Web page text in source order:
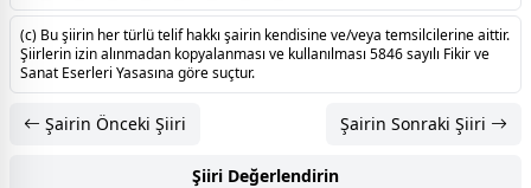
(c) Bu şiirin her türlü telif hakkı şairin kendisine ve/veya temsilcilerine aittir.
Şiirlerin izin alınmadan kopyalanması ve kullanılması 5846 sayılı Fikir ve
Sanat Eserleri Yasasına göre suçtur.
Şairin Önceki Şiiri Şairin Sonraki Şiiri
Şiiri Değerlendirin